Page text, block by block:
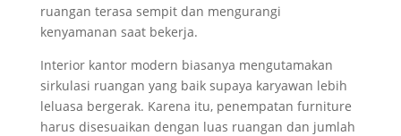
ruangan terasa sempit dan mengurangi
kenyamanan saat bekerja.
Interior kantor modern biasanya mengutamakan
sirkulasi ruangan yang baik supaya karyawan lebih
leluasa bergerak. Karena itu, penempatan furniture
harus disesuaikan dengan luas ruangan dan jumlah